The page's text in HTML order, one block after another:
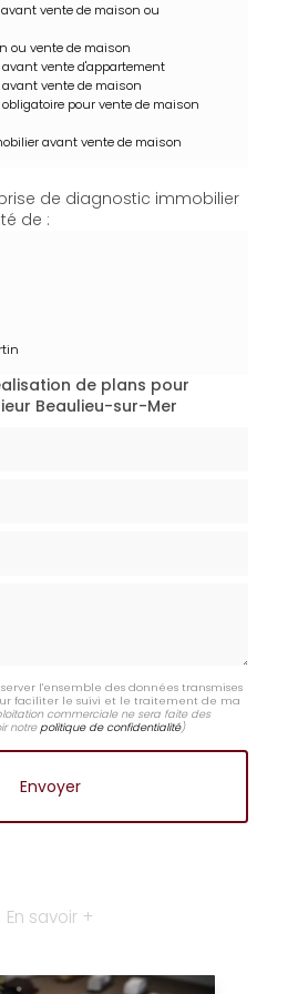
avant vente de maison ou
ou vente de maison
vente d'appartement
vente de maison
pour vente de maison
avant vente de maison
de diagnostic immobilier
de :
de plans pour
Beaulieu-sur-Mer
l'ensemble des données transmises
faciliter le suivi et le traitement de ma
commerciale ne sera faite des
notrepolitique de confidentialité)
En savoir +